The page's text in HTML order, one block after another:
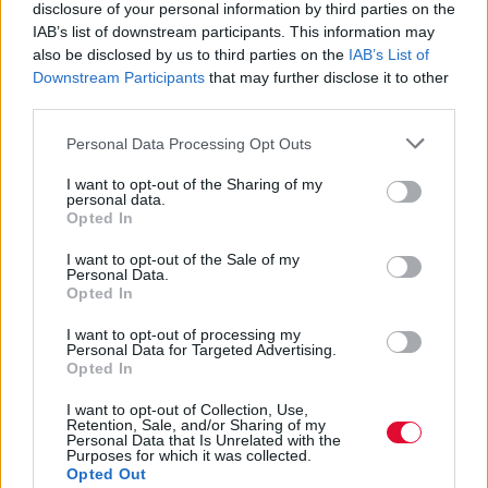
disclosure of your personal information by third parties on the
IAB’s list of downstream participants. This information may
also be disclosed by us to third parties on the IAB’s List of
Downstream Participants that may further disclose it to other
Personal Data Processing Opt Outs
I want to opt-out of the Sharing of my
personal data.
Opted In
I want to opt-out of the Sale of my
Personal Data.
Opted In
I want to opt-out of processing my
Personal Data for Targeted Advertising.
Opted In
I want to opt-out of Collection, Use,
Retention, Sale, and/or Sharing of my
Personal Data that Is Unrelated with the
Purposes for which it was collected.
Opted Out
MOVIES & TV SHOWS
Μία απίθανη ιστορία: Τι θα γινόταν αν το
2000 η Blockbuster εξαγόραζε το Netflix;